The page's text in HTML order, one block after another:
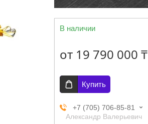
В наличии
от 19 790 000 ₸
Купить
+7 (705) 706-85-81
Александр Валерьевич